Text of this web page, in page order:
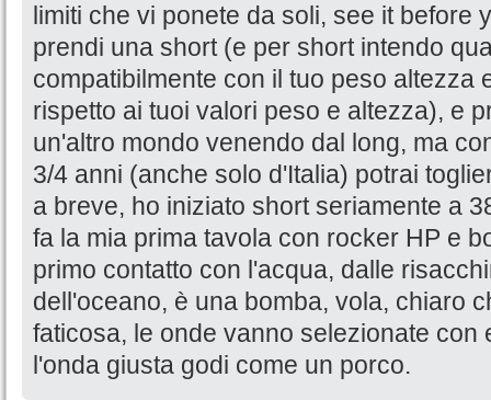
limiti che vi ponete da soli, see it before
prendi una short (e per short intendo
compatibilmente con il tuo peso altezza
rispetto ai tuoi valori peso e altezza), e
un'altro mondo venendo dal long, ma
3/4 anni (anche solo d'Italia) potrai
a breve, ho iniziato short seriamente a
fa la mia prima tavola con rocker HP e
primo contatto con l'acqua, dalle
dell'oceano, è una bomba, vola, chiaro
faticosa, le onde vanno selezionate con
l'onda giusta godi come un porco.